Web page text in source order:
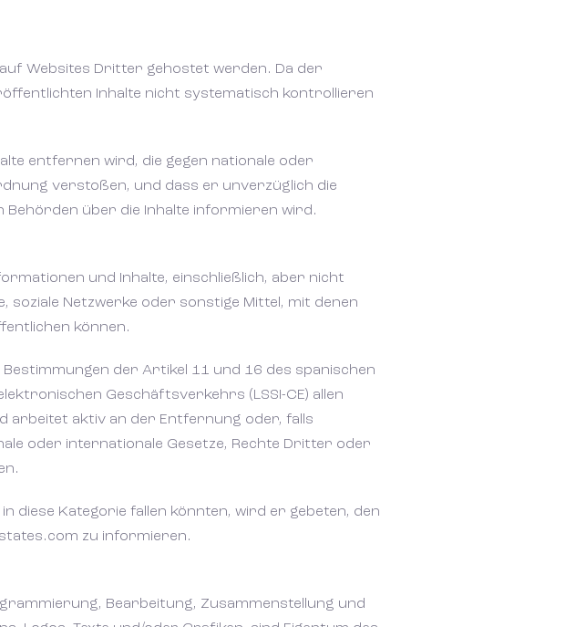
Ansatz
Zoek met ons
naar uw
Spaanse (t)huis
Wij contacteren u vrijblijvend voor een persoonlijke opvolging
Wilt u graag dat wij u opbellen? Laat uw gegevens achter en
uw zoektocht naar uw droomwoning in Spanje.
Zoek met ons
naar uw
Spaanse (t)huis
Wij contacteren u vrijblijvend voor een persoonlijke opvolging
Wilt u graag dat wij u opbellen? Laat uw gegevens achter en
uw zoektocht naar uw droomwoning in Spanje.
Websites Dritter gehostet werden. Da der
Inhalte nicht systematisch kontrollieren
entfernen wird, die gegen nationale oder
verstoßen, und dass er unverzüglich die
Behörden über die Inhalte informieren wird.
und Inhalte, einschließlich, aber nicht
Netzwerke oder sonstige Mittel, mit denen
können.
der Artikel 11 und 16 des spanischen
Geschäftsverkehrs (LSSI-CE) allen
arbeitet aktiv an der Entfernung oder, falls
oder internationale Gesetze, Rechte Dritter oder
diese Kategorie fallen könnten, wird er gebeten, den
zu informieren.
Bearbeitung, Zusammenstellung und